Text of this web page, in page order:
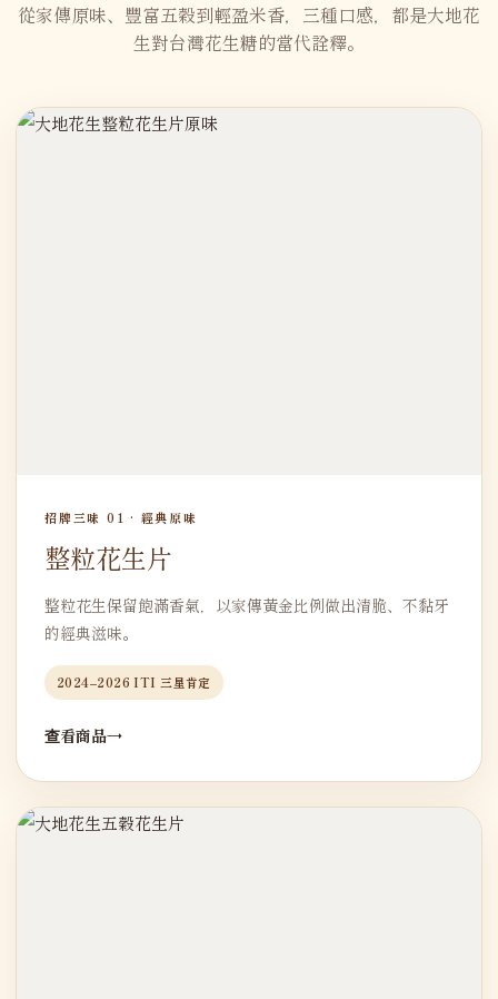
從家傳原味、豐富五穀到輕盈米香，三種口感，都是大地花
生對台灣花生糖的當代詮釋。
招牌三味 01 · 經典原味
整粒花生片
整粒花生保留飽滿香氣，以家傳黃金比例做出清脆、不黏牙
的經典滋味。
2024–2026 ITI 三星肯定
查看商品